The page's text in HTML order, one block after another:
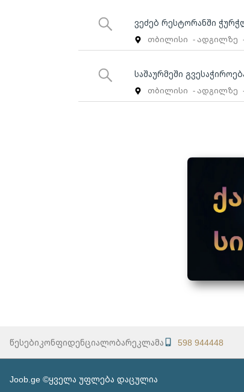
ვეძებ რესტორანში
თბილისი - ადგილზე
საშაურმეში
თბილისი - ადგილზე
წესები კონფიდენციალობარეკლამა 598 944448
Joob.ge ©ყველა უფლება დაცულია